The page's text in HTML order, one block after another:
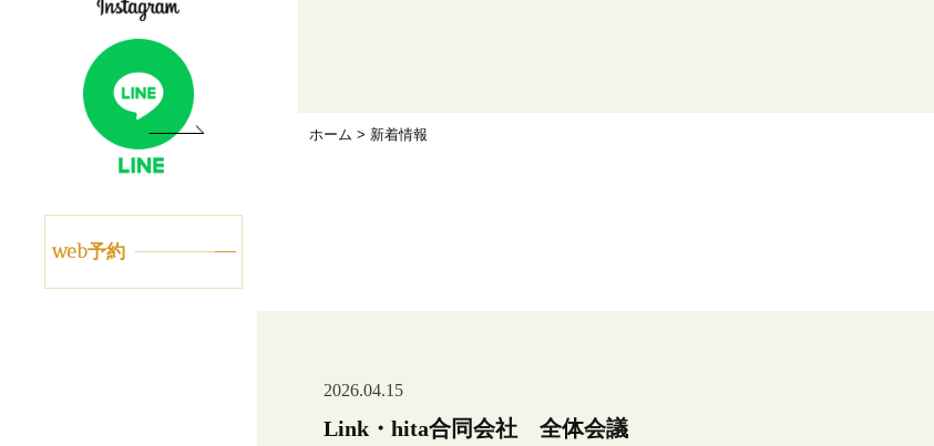
web予約
ホーム > 新着情報
2026.04.15
Link・hita合同会社 全体会議